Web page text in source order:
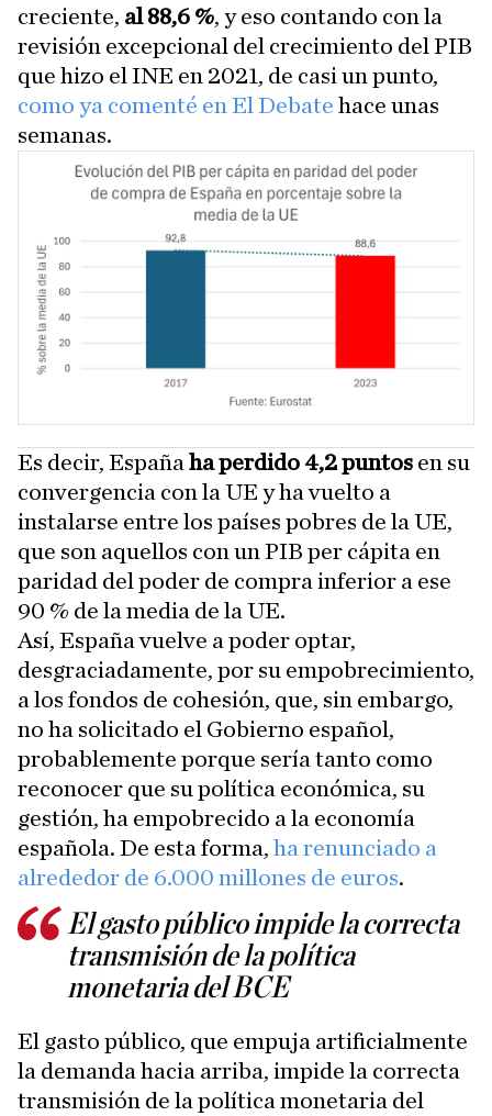
creciente, al 88,6 %, y eso contando con la
revisión excepcional del crecimiento del PIB
que hizo el INE en 2021, de casi un punto,
como ya comenté en El Debate hace unas
semanas.
Es decir, España ha perdido 4,2 puntos en su
convergencia con la UE y ha vuelto a
instalarse entre los países pobres de la UE,
que son aquellos con un PIB per cápita en
paridad del poder de compra inferior a ese
90 % de la media de la UE.
Así, España vuelve a poder optar,
desgraciadamente, por su empobrecimiento,
a los fondos de cohesión, que, sin embargo,
no ha solicitado el Gobierno español,
probablemente porque sería tanto como
reconocer que su política económica, su
gestión, ha empobrecido a la economía
española. De esta forma, ha renunciado a
alrededor de 6.000 millones de euros.
El gasto público impide la correcta
transmisión de la política
monetaria del BCE
El gasto público, que empuja artificialmente
la demanda hacia arriba, impide la correcta
transmisión de la política monetaria del